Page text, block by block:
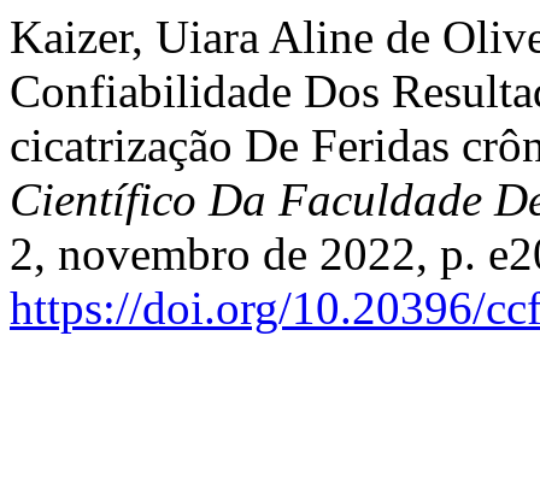
Kaizer, Uiara Aline de
Confiabilidade Dos
cicatrização De Feridas
Científico Da Faculdade
2, novembro de 2022, p.
https://doi.org/10.20396/